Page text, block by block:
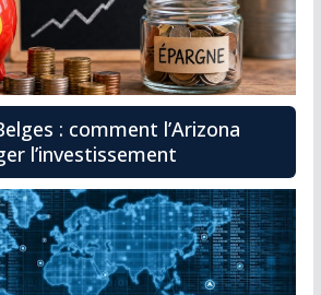
: comment l’Arizona
l’investissement